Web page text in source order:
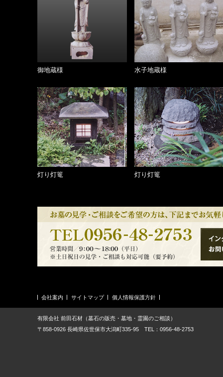
御地蔵様 水子地蔵様
灯り灯篭 灯り灯篭
会社案内 サイトマップ 個人情報保護方針
有限会社 前田石材（墓石の販売・墓地・霊園のご相談）
〒858-0926 長崎県佐世保市大潟町335-95 TEL：0956-48-2753